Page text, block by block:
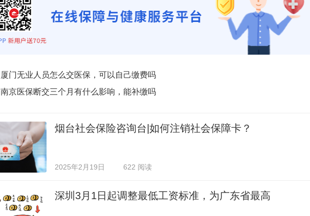
厦门无业人员怎么交医保，可以自己缴费吗
南京医保断交三个月有什么影响，能补缴吗
烟台社会保险咨询台|如何注销社会保障卡？
2025年2月19日 622 阅读
深圳3月1日起调整最低工资标准，为广东省最高